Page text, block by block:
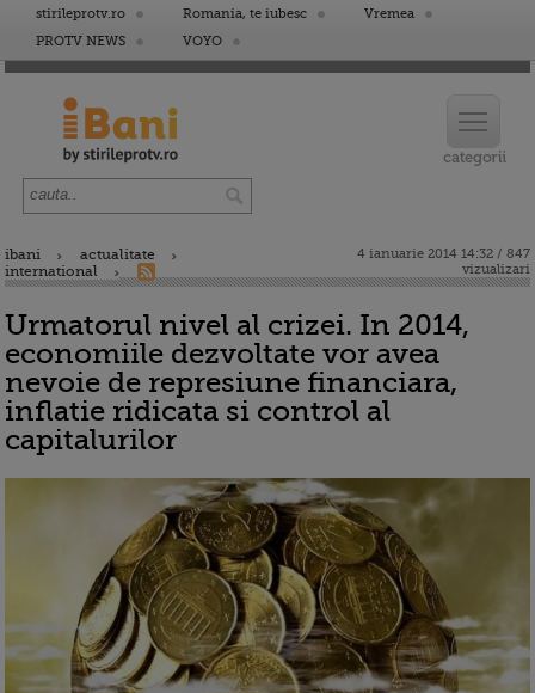
stirileprotv.ro Romania, te iubesc
Vremea
PROTV NEWS
VOYO
ibani
actualitate
international
4 ianuarie 2014 14:32 / 847
vizualizari
Urmatorul nivel al crizei. In 2014,
economiile dezvoltate vor avea
nevoie de represiune financiara,
inflatie ridicata si control al
capitalurilor